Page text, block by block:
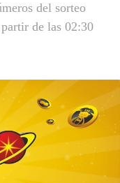
del sorteo
de las 02:30